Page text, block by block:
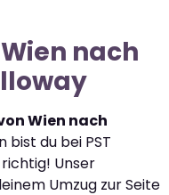
nach
Wien nach
bist du bei PST
Unser
Umzug zur Seite